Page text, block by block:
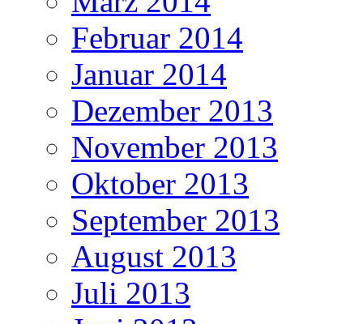
Februar 2014
Januar 2014
Dezember 2013
November 2013
Oktober 2013
September 2013
August 2013
Juli 2013